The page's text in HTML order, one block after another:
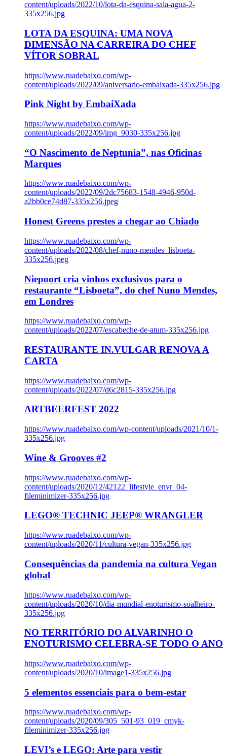
content/uploads/2022/10/lota-da-esquina-sala-agua-2-
335x256.jpg
LOTA DA ESQUINA: UMA NOVA
DIMENSÃO NA CARREIRA DO CHEF
VÍTOR SOBRAL
https://www.ruadebaixo.com/wp-
content/uploads/2022/09/aniversario-embaixada-335x256.jpg
Pink Night by EmbaiXada
https://www.ruadebaixo.com/wp-
content/uploads/2022/09/img_9030-335x256.jpg
“O Nascimento de Neptunia”, nas Oficinas
Marques
https://www.ruadebaixo.com/wp-
content/uploads/2022/09/2dc75683-1548-4946-950d-
a2bb0ce74d87-335x256.jpeg
Honest Greens prestes a chegar ao Chiado
https://www.ruadebaixo.com/wp-
content/uploads/2022/08/chef-nuno-mendes_lisboeta-
335x256.jpeg
Niepoort cria vinhos exclusivos para o
restaurante “Lisboeta”, do chef Nuno Mendes,
em Londres
https://www.ruadebaixo.com/wp-
content/uploads/2022/07/escabeche-de-atum-335x256.jpg
RESTAURANTE IN.VULGAR RENOVA A
CARTA
https://www.ruadebaixo.com/wp-
content/uploads/2022/07/d6c2815-335x256.jpg
ARTBEERFEST 2022
https://www.ruadebaixo.com/wp-content/uploads/2021/10/1-
335x256.jpg
Wine & Grooves #2
https://www.ruadebaixo.com/wp-
content/uploads/2020/12/42122_lifestyle_envr_04-
fileminimizer-335x256.jpg
LEGO® TECHNIC JEEP® WRANGLER
https://www.ruadebaixo.com/wp-
content/uploads/2020/11/cultura-vegan-335x256.jpg
Consequências da pandemia na cultura Vegan
global
https://www.ruadebaixo.com/wp-
content/uploads/2020/10/dia-mundial-enoturismo-soalheiro-
335x256.jpg
NO TERRITÓRIO DO ALVARINHO O
ENOTURISMO CELEBRA-SE TODO O ANO
https://www.ruadebaixo.com/wp-
content/uploads/2020/10/image1-335x256.jpg
5 elementos essenciais para o bem-estar
https://www.ruadebaixo.com/wp-
content/uploads/2020/09/305_501-93_019_cmyk-
fileminimizer-335x256.jpg
LEVI’s e LEGO: Arte para vestir